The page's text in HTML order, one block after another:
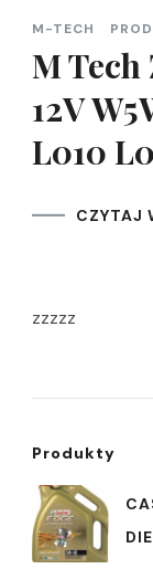
M-TECH
M Tech
12V
L010
CZYTAJ
zzzzz
Produkty